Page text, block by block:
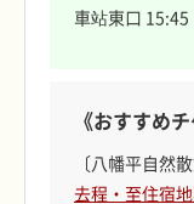
車站東口 15:45
《おすすめ
〔八幡平自然
去程・至住宿